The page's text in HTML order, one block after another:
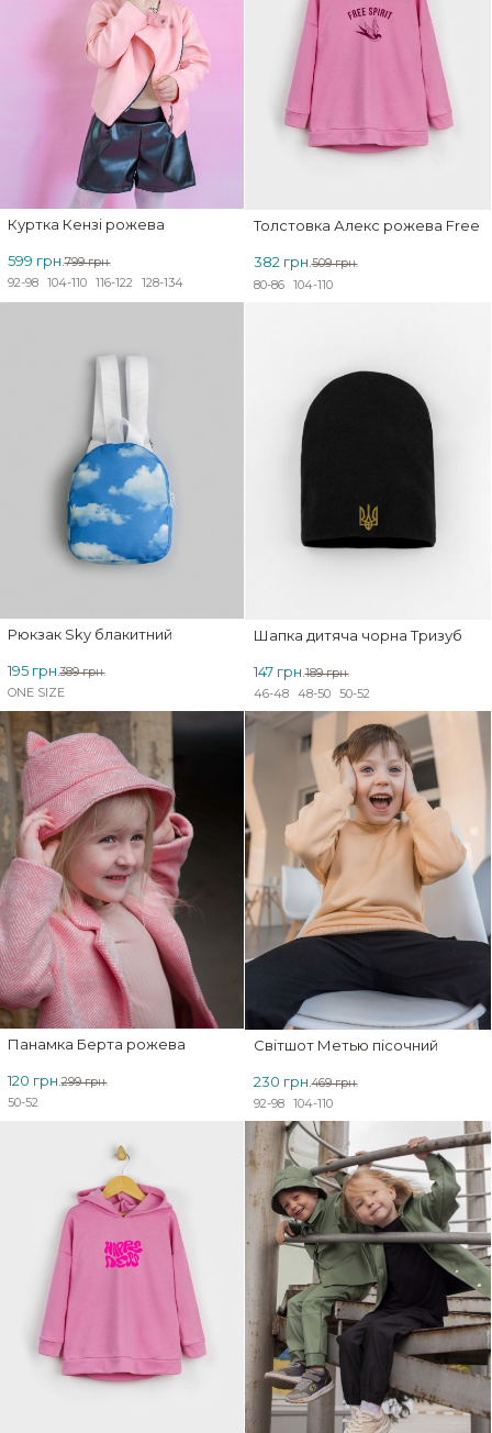
Куртка Кензі рожева
799 грн.
599 грн.
92-98 104-110 116-122 128-134
Толстовка Алекс рожева Free
509 грн.
382 грн.
80-86 104-110
Рюкзак Sky блакитний
389 грн.
195 грн.
ONE SIZE
Шапка дитяча чорна Тризуб
189 грн.
147 грн.
46-48 48-50 50-52
Панамка Берта рожева
299 грн.
120 грн.
50-52
Світшот Метью пісочний
469 грн.
230 грн.
92-98 104-110